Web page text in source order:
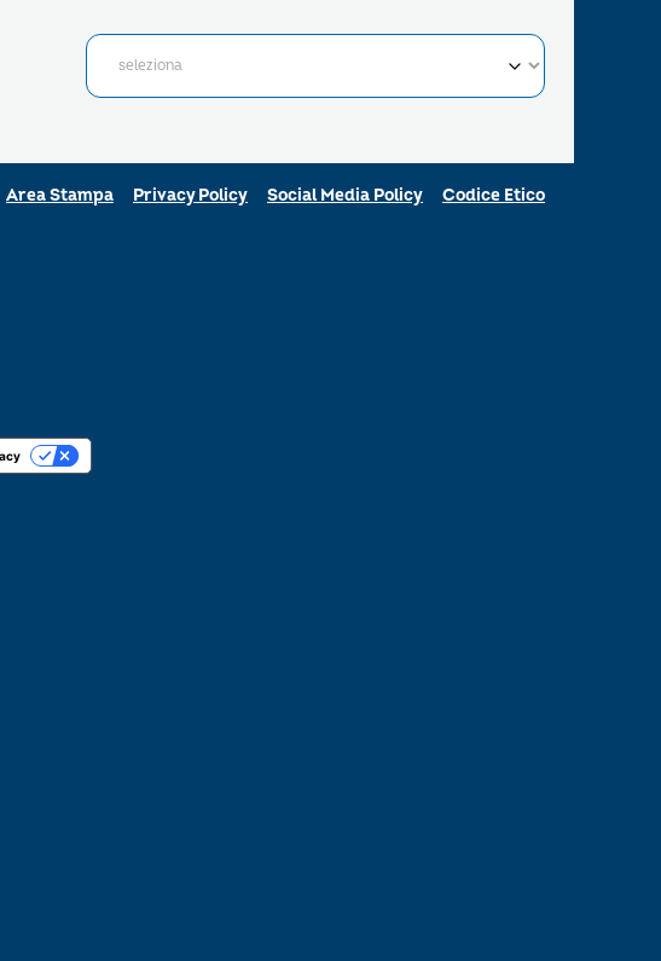
Area Stampa Privacy Policy Social Media Policy Codice Etico